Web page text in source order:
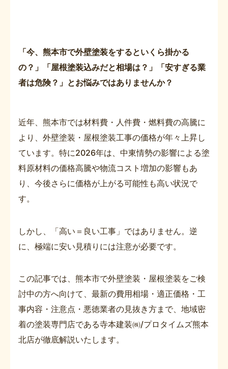
「今、熊本市で外壁塗装をするといくら掛かる
の？」「屋根塗装込みだと相場は？」「安すぎる業
者は危険？」とお悩みではありませんか？
近年、熊本市では材料費・人件費・燃料費の高騰に
より、外壁塗装・屋根塗装工事の価格が年々上昇し
ています。特に2026年は、中東情勢の影響による塗
料原材料の価格高騰や物流コスト増加の影響もあ
り、今後さらに価格が上がる可能性も高い状況で
す。
しかし、「高い＝良い工事」ではありません。逆
に、極端に安い見積りには注意が必要です。
この記事では、熊本市で外壁塗装・屋根塗装をご検
討中の方へ向けて、最新の費用相場・適正価格・工
事内容・注意点・悪徳業者の見抜き方まで、地域密
着の塗装専門店である寺本建装㈱/プロタイムズ熊本
北店が徹底解説いたします。